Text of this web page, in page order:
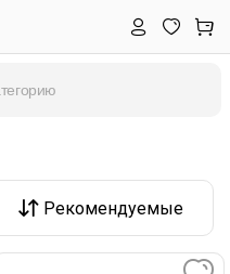
Рекомендуемые